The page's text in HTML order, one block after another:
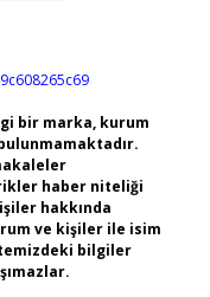
bir marka, kurum
haber niteliği
hakkında
ve kişiler ile isim
bilgiler